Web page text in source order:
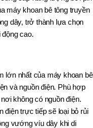
máy khoan bê tông truyền
dây, trở thành lựa chọn
động cao.
lớn nhất của máy khoan bê
và nguồn điện. Phù hợp
không có nguồn điện.
điện trực tiếp sẽ loại bỏ rủi
vướng víu dây khi di